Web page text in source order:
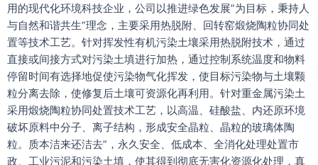
用的现代化环境科技企业，公司以推进绿色发展”为目标，秉持人
与自然和谐共生”理念，主要采用热脱附、回转窑煅烧陶粒协同处
置等技术工艺。针对挥发性有机污染土壤采用热脱附技术，通过
直接或间接方式对污染土填进行加热，通过控制系统温度和物料
停留时间有选择地促使污染物气化挥发，使目标污染物与土壤颗
粒分离去除，使修复后土壤可资源化再利用。针对重金属污染土
采用煅烧陶粒协同处置技术工艺，以高温、硅酸盐、内还原环境
破坏原料中分子、离子结构，形成安全晶粒、晶粒的玻璃体陶
粒。质本洁来还洁去”，永久安全、低成本、全消化处理处置市
政、工业污泥和污染土填，使其得到彻底无害化资源化处理，真